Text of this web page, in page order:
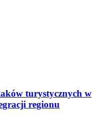
turystycznych w
regionu